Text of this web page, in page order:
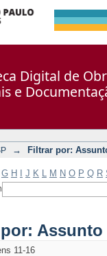
Digital de
e
→ Filtrar por:
G H J K M N O P Q R
Assunto
11-16